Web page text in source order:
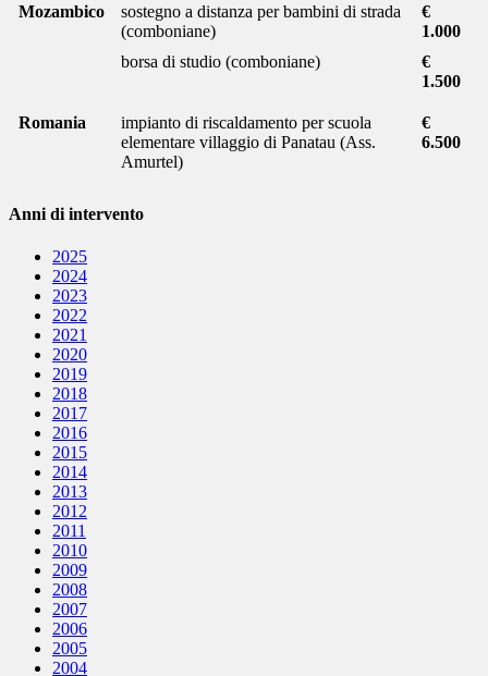
Mozambico
sostegno a distanza per bambini di strada
(comboniane)
€
1.000
borsa di studio (comboniane)
€
1.500
Romania
impianto di riscaldamento per scuola
elementare villaggio di Panatau (Ass.
Amurtel)
€
6.500
Anni di intervento
2025
2024
2023
2022
2021
2020
2019
2018
2017
2016
2015
2014
2013
2012
2011
2010
2009
2008
2007
2006
2005
2004